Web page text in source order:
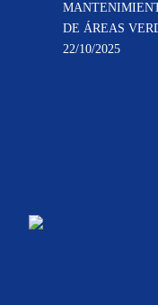
DE ÁREAS
22/10/2025